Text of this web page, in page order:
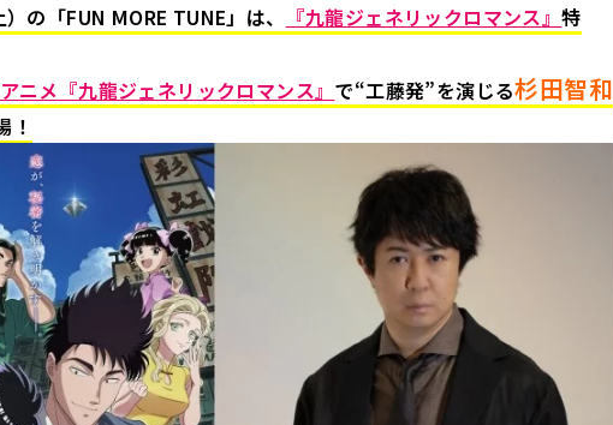
）の「FUN MORE TUNE」は、 『九龍ジェネリックロマンス』特
ニメ『九龍ジェネリックロマンス』 で“工藤発”を演じる杉田智和
！